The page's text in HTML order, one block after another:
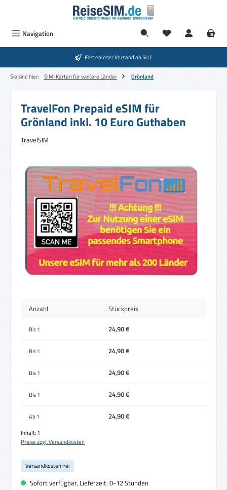
Zum Hauptinhalt springen
Navigation
Kostenloser Versand ab 50 €
Sie sind hier: SIM-Karten für weitere Länder Grönland
TravelFon Prepaid eSIM für
Grönland inkl. 10 Euro Guthaben
TravelSIM
Bildergalerie überspringen
Anzahl Stückpreis
Bis1 24,90 €
Bis1 24,90 €
Bis1 24,90 €
Bis1 24,90 €
Ab1 24,90 €
Inhalt:1
Preise zzgl. Versandkosten
Versandkostenfrei
Sofort verfügbar, Lieferzeit: 0-12 Stunden